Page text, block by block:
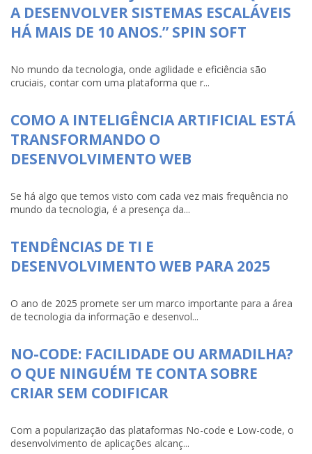
A DESENVOLVER SISTEMAS ESCALÁVEIS
HÁ MAIS DE 10 ANOS.” SPIN SOFT
No mundo da tecnologia, onde agilidade e eficiência são
cruciais, contar com uma plataforma que r...
COMO A INTELIGÊNCIA ARTIFICIAL ESTÁ
TRANSFORMANDO O
DESENVOLVIMENTO WEB
Se há algo que temos visto com cada vez mais frequência no
mundo da tecnologia, é a presença da...
TENDÊNCIAS DE TI E
DESENVOLVIMENTO WEB PARA 2025
O ano de 2025 promete ser um marco importante para a área
de tecnologia da informação e desenvol...
NO-CODE: FACILIDADE OU ARMADILHA?
O QUE NINGUÉM TE CONTA SOBRE
CRIAR SEM CODIFICAR
Com a popularização das plataformas No-code e Low-code, o
desenvolvimento de aplicações alcanç...